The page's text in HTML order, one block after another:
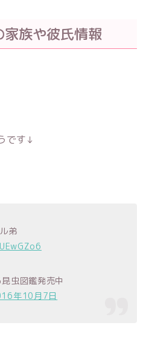
族や彼氏情報
です↓
弟
虫図鑑発売中
年10月7日